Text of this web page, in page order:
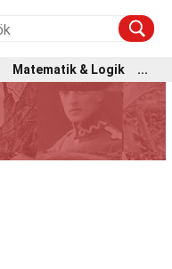
Matematik & Logik ...